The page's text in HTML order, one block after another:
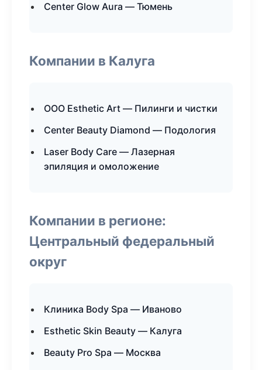
Center Glow Aura — Тюмень
Компании в Калуга
ООО Esthetic Art — Пилинги и чистки
Center Beauty Diamond — Подология
Laser Body Care — Лазерная
эпиляция и омоложение
Компании в регионе:
Центральный федеральный
округ
Клиника Body Spa — Иваново
Esthetic Skin Beauty — Калуга
Beauty Pro Spa — Москва